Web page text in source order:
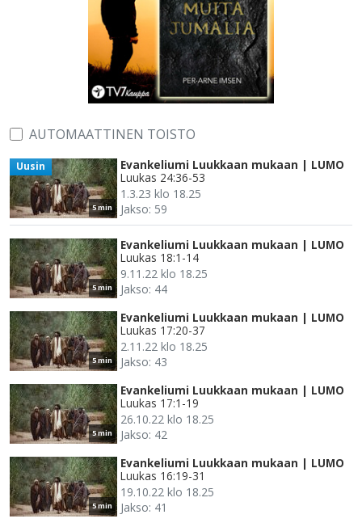
AUTOMAATTINEN TOISTO
5 min
Uusin
Evankeliumi Luukkaan mukaan | LUMO
Luukas 24:36-53
1.3.23 klo 18.25
Jakso: 59
5 min
Evankeliumi Luukkaan mukaan | LUMO
Luukas 18:1-14
9.11.22 klo 18.25
Jakso: 44
5 min
Evankeliumi Luukkaan mukaan | LUMO
Luukas 17:20-37
2.11.22 klo 18.25
Jakso: 43
5 min
Evankeliumi Luukkaan mukaan | LUMO
Luukas 17:1-19
26.10.22 klo 18.25
Jakso: 42
5 min
Evankeliumi Luukkaan mukaan | LUMO
Luukas 16:19-31
19.10.22 klo 18.25
Jakso: 41